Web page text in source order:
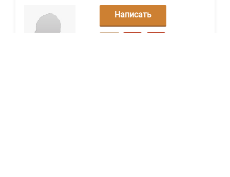
Написать
сообщение